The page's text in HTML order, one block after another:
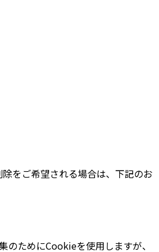
をご希望される場合は、下記のお
ためにCookieを使用しますが、